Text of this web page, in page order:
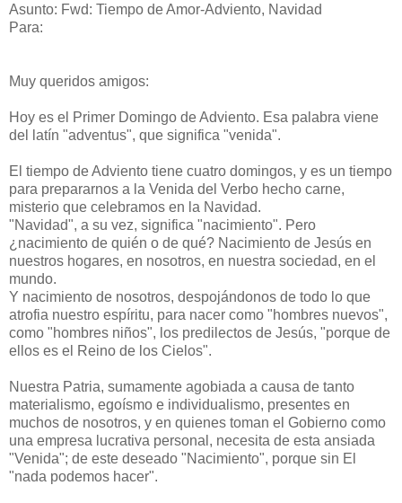
Asunto: Fwd: Tiempo de Amor-Adviento, Navidad
Para:
Muy queridos amigos:
Hoy es el Primer Domingo de Adviento. Esa palabra viene
del latín "adventus", que significa "venida".
El tiempo de Adviento tiene cuatro domingos, y es un tiempo
para prepararnos a la Venida del Verbo hecho carne,
misterio que celebramos en la Navidad.
"Navidad", a su vez, significa "nacimiento". Pero
¿nacimiento de quién o de qué? Nacimiento de Jesús en
nuestros hogares, en nosotros, en nuestra sociedad, en el
mundo.
Y nacimiento de nosotros, despojándonos de todo lo que
atrofia nuestro espíritu, para nacer como "hombres nuevos",
como "hombres niños", los predilectos de Jesús, "porque de
ellos es el Reino de los Cielos".
Nuestra Patria, sumamente agobiada a causa de tanto
materialismo, egoísmo e individualismo, presentes en
muchos de nosotros, y en quienes toman el Gobierno como
una empresa lucrativa personal, necesita de esta ansiada
"Venida"; de este deseado "Nacimiento", porque sin El
"nada podemos hacer".